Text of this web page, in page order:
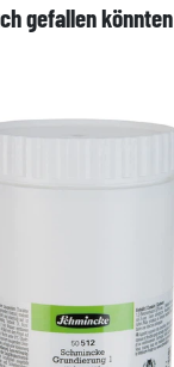
gefallen könnten